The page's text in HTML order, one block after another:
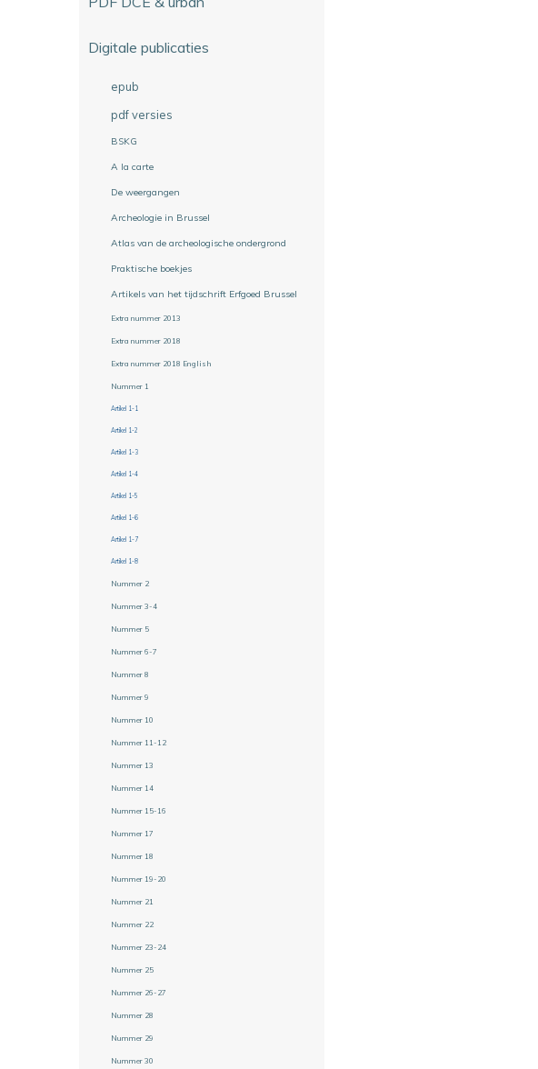
Digitale publicaties
epub
pdf versies
BSKG
A la carte
De weergangen
Archeologie in Brussel
Atlas van de archeologische ondergrond
Praktische boekjes
Artikels van het tijdschrift Erfgoed Brussel
Extra nummer 2013
Extra nummer 2018
Extra nummer 2018 English
Nummer 1
Artikel 1-1
Artikel 1-2
Artikel 1-3
Artikel 1-4
Artikel 1-5
Artikel 1-6
Artikel 1-7
Artikel 1-8
Nummer 2
Nummer 3-4
Nummer 5
Nummer 6-7
Nummer 8
Nummer 9
Nummer 10
Nummer 11-12
Nummer 13
Nummer 14
Nummer 15-16
Nummer 17
Nummer 18
Nummer 19-20
Nummer 21
Nummer 22
Nummer 23-24
Nummer 25
Nummer 26-27
Nummer 28
Nummer 29
Nummer 30